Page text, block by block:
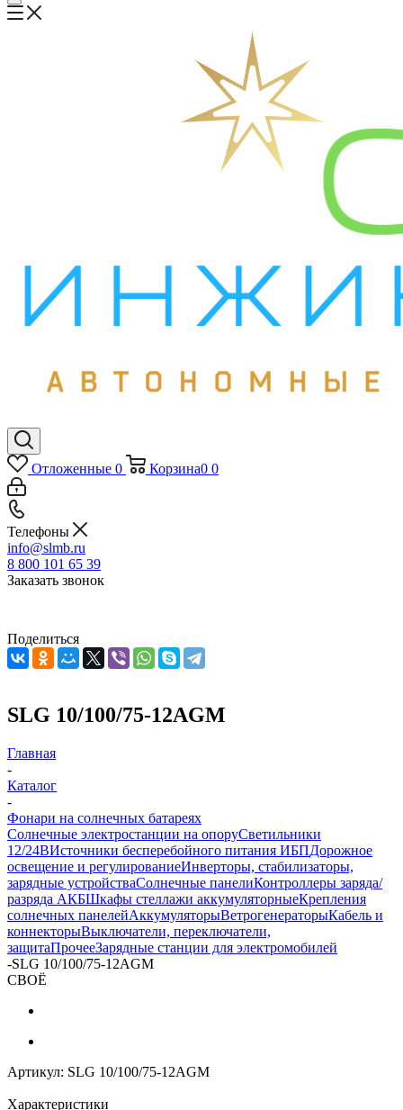
Отложенные 0 Корзина0 0
Телефоны
info@slmb.ru
8 800 101 65 39
Заказать звонок
Поделиться
SLG 10/100/75-12AGM
Главная
-
Каталог
-
Фонари на солнечных батареях
Солнечные электростанции на опоруСветильники
12/24ВИсточники бесперебойного питания ИБПДорожное
освещение и регулированиеИнверторы, стабилизаторы,
зарядные устройстваСолнечные панелиКонтроллеры заряда/
разряда АКБШкафы стеллажи аккумуляторныеКрепления
солнечных панелейАккумуляторыВетрогенераторыКабель и
коннекторыВыключатели, переключатели,
защитаПрочееЗарядные станции для электромобилей
-SLG 10/100/75-12AGM
СВОЁ
Артикул: SLG 10/100/75-12AGM
Характеристики